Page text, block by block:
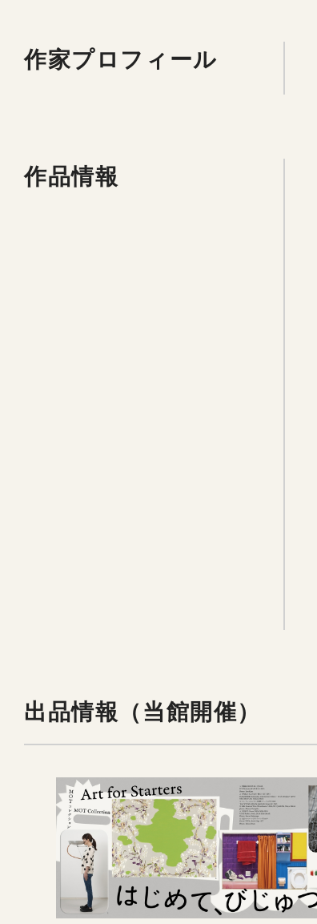
作家プロフィール
作品情報
出品情報（当館開催）